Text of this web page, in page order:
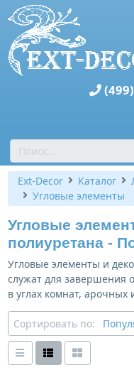
Ext-Decor Каталог
Угловые элементы
Угловые
полиуретана -
Угловые элементы и
служат для завершения
в углах комнат,
Сортировать по: